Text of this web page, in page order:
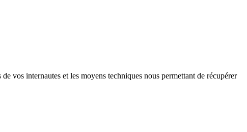
vos internautes et les moyens techniques nous permettant de récupérer